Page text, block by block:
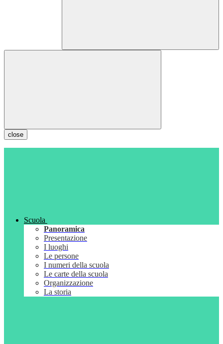
close
Scuola
Panoramica
Presentazione
I luoghi
Le persone
I numeri della scuola
Le carte della scuola
Organizzazione
La storia